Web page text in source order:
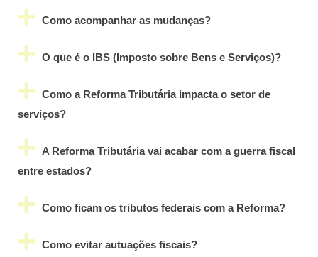
Como acompanhar as mudanças?
O que é o IBS (Imposto sobre Bens e Serviços)?
Como a Reforma Tributária impacta o setor de
serviços?
A Reforma Tributária vai acabar com a guerra fiscal
entre estados?
Como ficam os tributos federais com a Reforma?
Como evitar autuações fiscais?